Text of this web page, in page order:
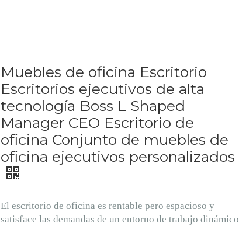
Muebles de oficina Escritorio
Escritorios ejecutivos de alta
tecnología Boss L Shaped
Manager CEO Escritorio de
oficina Conjunto de muebles de
oficina ejecutivos personalizados
El escritorio de oficina es rentable pero espacioso y
satisface las demandas de un entorno de trabajo dinámico